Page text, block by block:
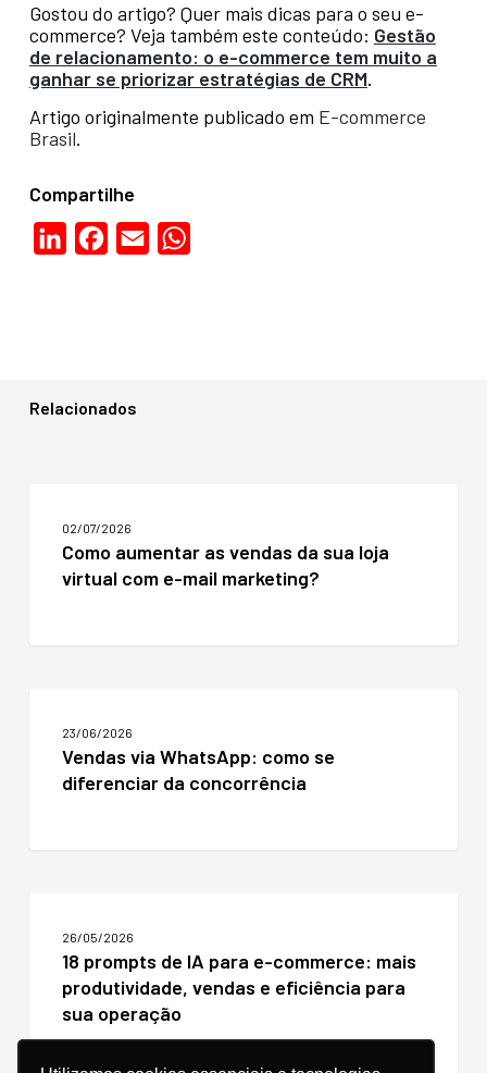
Gostou do artigo? Quer mais dicas para o seu e-
commerce? Veja também este conteúdo: Gestão
de relacionamento: o e-commerce tem muito a
ganhar se priorizar estratégias de CRM.
Artigo originalmente publicado em E-commerce
Brasil.
Compartilhe
LinkedInFacebook
Email
Relacionados
vendas
marketing?
02/07/2026
Como aumentar as vendas da sua loja
virtual com e-mail marketing?
WhatsApp:
como
23/06/2026
Vendas via WhatsApp: como se
diferenciar da concorrência
para
commerce:
26/05/2026
18 prompts de IA para e-commerce: mais
produtividade, vendas e eficiência para
sua operação